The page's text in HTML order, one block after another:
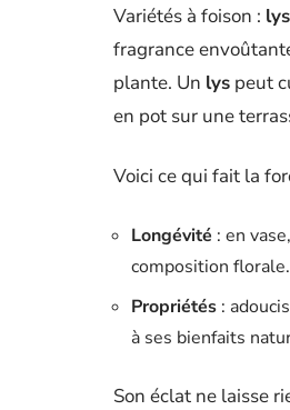
Variétés à foison :
fragrance
plante. Un lys peut
en pot sur une
Voici ce qui fait la
Longévité : en
composition florale.
Propriétés :
à ses bienfaits
Son éclat ne laisse